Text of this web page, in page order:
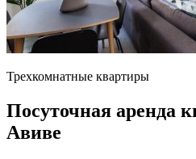
Трехкомнатные квартиры
Посуточная аренда
Авиве